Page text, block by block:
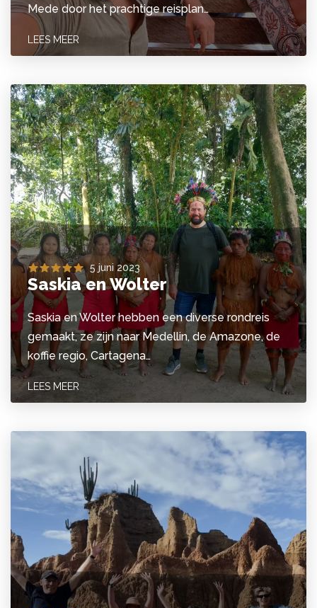
Mede door het prachtige reisplan…
LEES MEER
5 juni 2023
Saskia en Wolter
Saskia en Wolter hebben een diverse rondreis
gemaakt, ze zijn naar Medellin, de Amazone, de
koffie regio, Cartagena…
LEES MEER